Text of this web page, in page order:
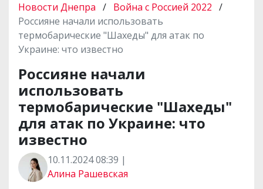
Новости Днепра / Война с Россией 2022 /
Россияне начали использовать
термобарические "Шахеды" для атак по
Украине: что известно
Россияне начали
использовать
термобарические "Шахеды"
для атак по Украине: что
известно
10.11.2024 08:39 |
Алина Рашевская